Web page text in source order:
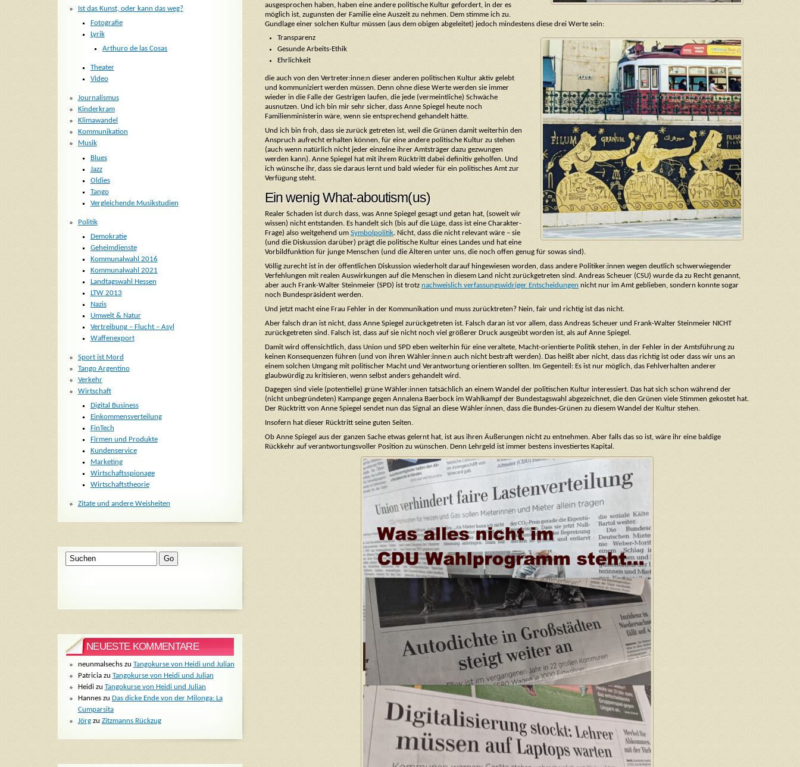
ausgesprochen haben, haben eine andere politische Kultur gefordert, in der es
möglich ist, zugunsten der Familie eine Auszeit zu nehmen. Dem stimme ich zu.
Gundlage einer solchen Kultur müssen (aus dem obigen abgeleitet) jedoch mindestens diese drei Werte sein:
Transparenz
Gesunde Arbeits-Ethik
Ehrlichkeit
die auch von den Vertreter:inne:n dieser anderen politischen Kultur aktiv gelebt
und kommuniziert werden müssen. Denn ohne diese Werte werden sie immer
wieder in die Falle der Gestrigen laufen, die jede (vermeintliche) Schwäche
ausnutzen. Und ich bin mir sehr sicher, dass Anne Spiegel heute noch
Familienministerin wäre, wenn sie entsprechend gehandelt hätte.
Und ich bin froh, dass sie zurück getreten ist, weil die Grünen damit weiterhin den
Anspruch aufrecht erhalten können, für eine andere politische Kultur zu stehen
(auch wenn natürlich nicht jeder einzelne ihrer Amtsträger dazu gezwungen
werden kann). Anne Spiegel hat mit ihrem Rücktritt dabei definitiv geholfen. Und
ich wünsche ihr, dass sie daraus lernt und bald wieder für ein politisches Amt zur
Verfügung steht.
Ein wenig What-aboutism(us)
Realer Schaden ist durch dass, was Anne Spiegel gesagt und getan hat, (soweit wir
wissen) nicht entstanden. Es handelt sich (bis auf die Lüge, dass ist eine Charakter-
Frage) also weitgehend um Symbolpolitik. Nicht, dass die nicht relevant wäre – sie
(und die Diskussion darüber) prägt die politische Kultur eines Landes und hat eine
Vorbildfunktion für junge Menschen (und die Älteren unter uns, die noch offen genug für sowas sind).
Völlig zurecht ist in der öffentlichen Diskussion wiederholt darauf hingewiesen worden, dass andere Politiker:innen wegen deutlich schwerwiegender
Verfehlungen mit realen Auswirkungen auf die Menschen in diesem Land nicht zurückgetreten sind. Andreas Scheuer (CSU) wurde da zu Recht genannt,
aber auch Frank-Walter Steinmeier (SPD) ist trotz nachweislich verfassungswidriger Entscheidungen nicht nur im Amt geblieben, sondern konnte sogar
noch Bundespräsident werden.
Und jetzt macht eine Frau Fehler in der Kommunikation und muss zurücktreten? Nein, fair und richtig ist das nicht.
Aber falsch dran ist nicht, dass Anne Spiegel zurückgetreten ist. Falsch daran ist vor allem, dass Andreas Scheuer und Frank-Walter Steinmeier NICHT
zurückgetreten sind. Falsch ist, dass auf sie nicht noch viel größerer Druck ausgeübt worden ist, als auf Anne Spiegel.
Damit wird offensichtlich, dass Union und SPD eben weiterhin für eine veraltete, Macht-orientierte Politik stehen, in der Fehler in der Amtsführung zu
keinen Konsequenzen führen (und von ihren Wähler:inne:n auch nicht bestraft werden). Das heißt aber nicht, dass das richtig ist oder dass wir uns an
einem solchen Umgang mit politischer Macht und Verantwortung orientieren sollten. Im Gegenteil: Es ist nur möglich, das Fehlverhalten anderer
glaubwürdig zu kritisieren, wenn selbst anders gehandelt wird.
Dagegen sind viele (potentielle) grüne Wähler:innen tatsächlich an einem Wandel der politischen Kultur interessiert. Das hat sich schon während der
(nicht unbegründeten) Kampange gegen Annalena Baerbock im Wahlkampf der Bundestagswahl abgezeichnet, die den Grünen viele Stimmen gekostet hat.
Der Rücktritt von Anne Spiegel sendet nun das Signal an diese Wähler:innen, dass die Bundes-Grünen zu diesem Wandel der Kultur stehen.
Insofern hat dieser Rücktritt seine guten Seiten.
Ob Anne Spiegel aus der ganzen Sache etwas gelernt hat, ist aus ihren Äußerungen nicht zu entnehmen. Aber falls das so ist, wäre ihr eine baldige
Rückkehr auf verantwortungsvoller Position zu wünschen. Denn Lehrgeld ist immer bestens investiertes Kapital.
Ist das Kunst, oder kann das weg?
Fotografie
Lyrik
Arthuro de las Cosas
Theater
Video
Journalismus
Kinderkram
Klimawandel
Kommunikation
Musik
Blues
Jazz
Oldies
Tango
Vergleichende Musikstudien
Politik
Demokratie
Geheimdienste
Kommunalwahl 2016
Kommunalwahl 2021
Landtagswahl Hessen
LTW 2013
Nazis
Umwelt & Natur
Vertreibung – Flucht – Asyl
Waffenexport
Sport ist Mord
Tango Argentino
Verkehr
Wirtschaft
Digital Business
Einkommensverteilung
FinTech
Firmen und Produkte
Kundenservice
Marketing
Wirtschaftsspionage
Wirtschaftstheorie
Zitate und andere Weisheiten
NEUESTE KOMMENTARE
neunmalsechszu Tangokurse von Heidi und Julian
Patriciazu Tangokurse von Heidi und Julian
Heidizu Tangokurse von Heidi und Julian
Hanneszu Das dicke Ende von der Milonga: La
Cumparsita
Jörgzu Zitzmanns Rückzug